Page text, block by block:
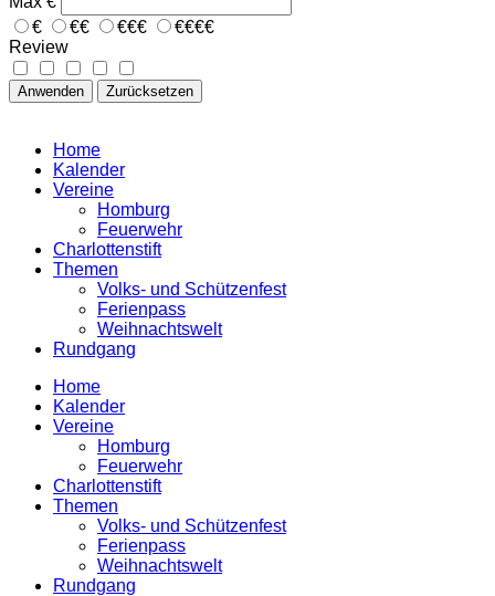
€
€€ €€€
€€€€
Review
Anwenden Zurücksetzen
Home
Kalender
Vereine
Homburg
Feuerwehr
Charlottenstift
Themen
Volks- und Schützenfest
Ferienpass
Weihnachtswelt
Rundgang
Home
Kalender
Vereine
Homburg
Feuerwehr
Charlottenstift
Themen
Volks- und Schützenfest
Ferienpass
Weihnachtswelt
Rundgang